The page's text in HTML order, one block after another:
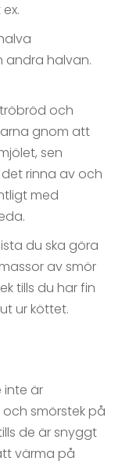
andra halvan.
och
gnom att
sen
rinna av och
med
du ska göra
av smör
tills du har fin
ur köttet.
inte är
smörstek på
de är snyggt
värma på